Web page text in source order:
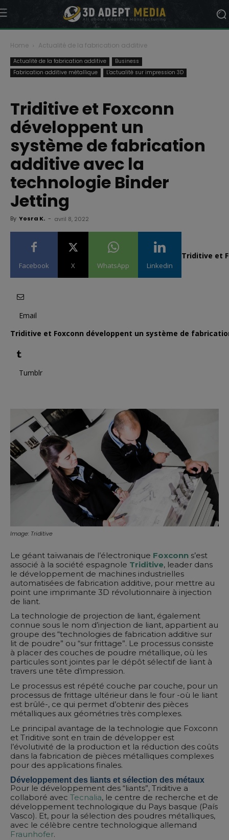
Home Actualité de la fabrication additive
Actualité de la fabrication additive
Business
Fabrication additive métallique
L'actualité sur impression 3D
Triditive et Foxconn
développent un
système de fabrication
additive avec la
technologie Binder
Jetting
By Yosra K. - avril 8, 2022
Facebook X WhatsApp Linkedin
Triditive et
Email
Triditive et Foxconn développent un système de
Tumblr
Image: Triditive
Le géant taïwanais de l’électronique Foxconn s’est
associé à la société espagnole Triditive, leader dans
le développement de machines industrielles
automatisées de fabrication additive, pour mettre au
point une imprimante 3D révolutionnaire à injection
de liant.
La technologie de projection de liant, également
connue sous le nom d’injection de liant, appartient au
groupe des “technologies de fabrication additive sur
lit de poudre” ou “sur frittage”. Le processus consiste
à placer des couches de poudre métallique, où les
particules sont jointes par le dépôt sélectif de liant à
travers une tête d’impression.
Le processus est répété couche par couche, pour un
processus de frittage ultérieur dans le four -où le liant
est brûlé-, ce qui permet d’obtenir des pièces
métalliques aux géométries très complexes.
Le principal avantage de la technologie que Foxconn
et Triditive sont en train de développer est
l’évolutivité de la production et la réduction des coûts
dans la fabrication de pièces métalliques complexes
pour des applications finales.
Développement des liants et sélection des métaux
Pour le développement des “liants”, Triditive a
collaboré avec Tecnalia, le centre de recherche et de
développement technologique du Pays basque (País
Vasco). Et, pour la sélection des poudres métalliques,
avec le célèbre centre technologique allemand
Fraunhofer.